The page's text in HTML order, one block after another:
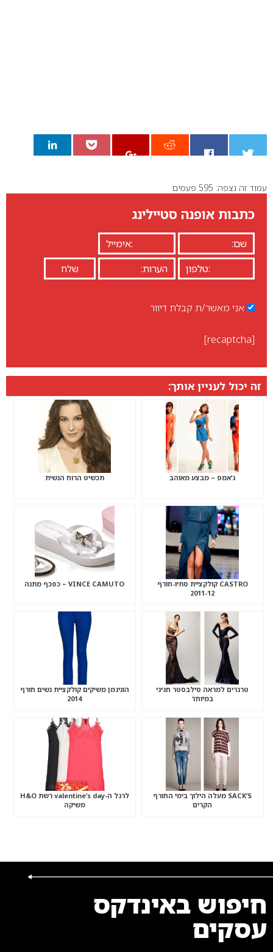
0
עמוד זה נצפה: 595 פעמים
כתבות אופנה סטיילינג
אני מאשר/ת קבלת דיוור
[recaptcha]
זה יכול לעניין אותך:
ג’אמפ – מבצע מאוהב תכשיט הרוח הנשית
CASTRO קולקציית סתיו-חורף
2011-12
VINCE CAMUTO – כפכף מתנה
טרנדים למראה סילבסטר חגיגי
במיוחד
הוניגמן משיקים קולקציית נשים חורף
2014
SACK’S מעלה הילוך בימי החורף
הקרים
לרגל ה-valentine’s day רשת H&O
משיקה
חיפוש באינדקס
עסקים